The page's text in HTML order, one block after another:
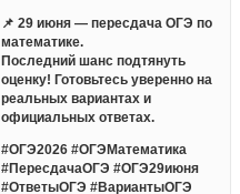
📌 29 июня — пересдача ОГЭ по
математике.
Последний шанс подтянуть
оценку! Готовьтесь уверенно на
реальных вариантах и
официальных ответах.
#ОГЭ2026 #ОГЭМатематика
#ПересдачаОГЭ #ОГЭ29июня
#ОтветыОГЭ #ВариантыОГЭ